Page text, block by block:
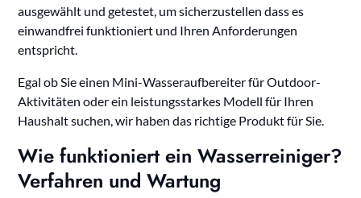
ausgewählt und getestet, um sicherzustellen dass es
einwandfrei funktioniert und Ihren Anforderungen
entspricht.
Egal ob Sie einen Mini-Wasseraufbereiter für Outdoor-
Aktivitäten oder ein leistungsstarkes Modell für Ihren
Haushalt suchen, wir haben das richtige Produkt für Sie.
Wie funktioniert ein Wasserreiniger?
Verfahren und Wartung